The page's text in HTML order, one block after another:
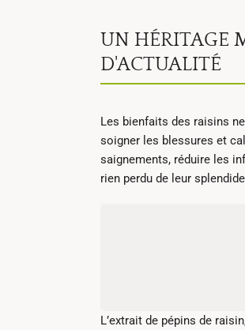
UN HÉRITAGE
D'ACTUALITÉ
Les bienfaits des raisins
soigner les blessures et
saignements, réduire les
rien perdu de leur
L’extrait de pépins de